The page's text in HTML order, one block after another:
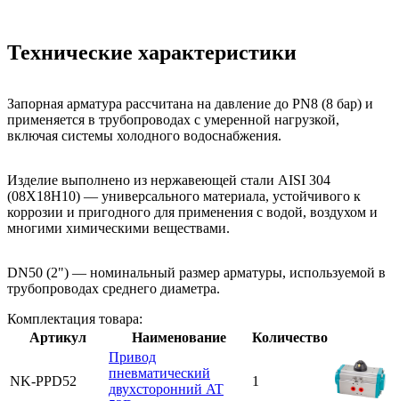
Технические характеристики
Запорная арматура рассчитана на давление до PN8 (8 бар) и
применяется в трубопроводах с умеренной нагрузкой,
включая системы холодного водоснабжения.
Изделие выполнено из нержавеющей стали AISI 304
(08Х18Н10) — универсального материала, устойчивого к
коррозии и пригодного для применения с водой, воздухом и
многими химическими веществами.
DN50 (2") — номинальный размер арматуры, используемой в
трубопроводах среднего диаметра.
Комплектация товара:
Артикул
Наименование Количество
NK-PPD52
Привод
пневматический
двухсторонний AT
1